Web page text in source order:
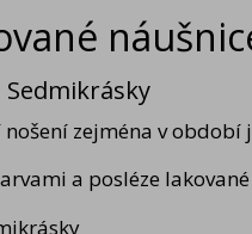
zejména v období
a posléze